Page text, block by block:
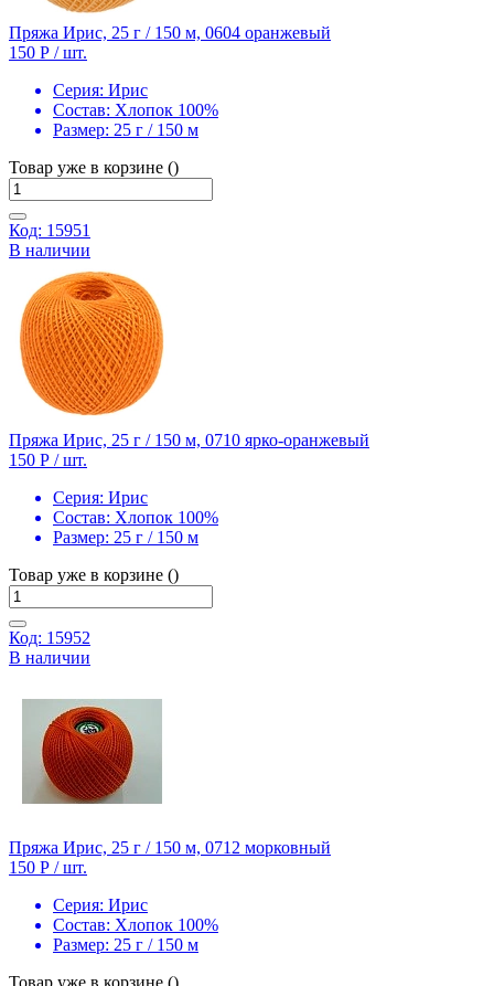
Пряжа Ирис, 25 г / 150 м, 0604 оранжевый
150 Р / шт.
Серия: Ирис
Состав: Хлопок 100%
Размер: 25 г / 150 м
Товар уже в корзине ()
Код: 15951
В наличии
Пряжа Ирис, 25 г / 150 м, 0710 ярко-оранжевый
150 Р / шт.
Серия: Ирис
Состав: Хлопок 100%
Размер: 25 г / 150 м
Товар уже в корзине ()
Код: 15952
В наличии
Пряжа Ирис, 25 г / 150 м, 0712 морковный
150 Р / шт.
Серия: Ирис
Состав: Хлопок 100%
Размер: 25 г / 150 м
Товар уже в корзине ()